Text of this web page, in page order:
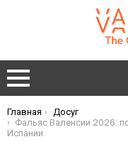
You are here:
Главная Досуг
Фальяс Валенсии 2026:
Испании